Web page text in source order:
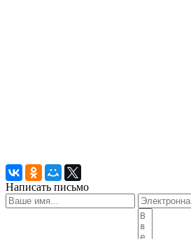
Написать письмо